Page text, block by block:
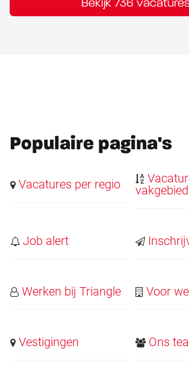
Bekijk 736
Populaire pagina's
Vacatures per regio
vakgebied
Job alert
Werken bij Triangle Voor
Vestigingen Ons